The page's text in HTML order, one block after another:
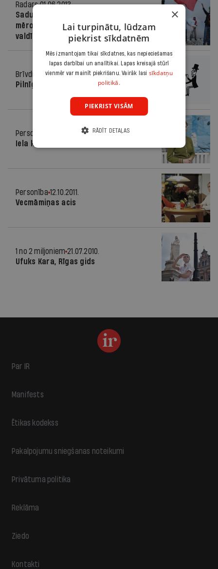
Radars 01.06.2013.
Sadursmes Stambulā pāraug valsts
mēroga protestos pret islāmistu
valdību
Brīvdienas 24.04.2013.
Pilnīga laime!
Personība
Iela kā mēle
Personība 12.10.2011.
Vecmāmiņas acis
1 no 2 miljoniem 21.07.2010.
Ufuks Kara, Rīgas gids
Par IR
Manifests
Ētikas kodekss
Pakalpojumu sniegšanas noteikumi
Privātuma politika
Reklāma
Ziedo
Kontakti
×
Lai turpinātu, lūdzam
piekrist sīkdatnēm
Mēs izmantojam tikai sīkdatnes, kas nepieciešamas
lapas darbībai un analītikai. Lapas kreisajā stūrī
vienmēr var mainīt piekrišanu. Vairāk lasi sīkdatņu
politikā.
PIEKRIST VISĀM
RĀDĪT DETAĻAS